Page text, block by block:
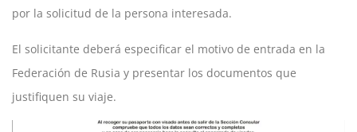
por la solicitud de la persona interesada.
El solicitante deberá especificar el motivo de entrada en la
Federación de Rusia y presentar los documentos que
justifiquen su viaje.